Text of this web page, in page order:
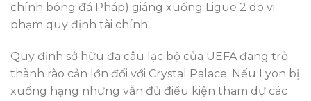
chính bóng đá Pháp) giáng xuống Ligue 2 do vi
phạm quy định tài chính.
Quy định sở hữu đa câu lạc bộ của UEFA đang trở
thành rào cản lớn đối với Crystal Palace. Nếu Lyon bị
xuống hạng nhưng vẫn đủ điều kiện tham dự các